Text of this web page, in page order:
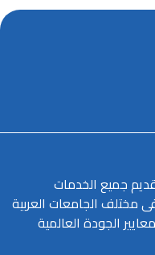
جميع الخدمات
فى مختلف الجامعات العربية
الجودة العالمية